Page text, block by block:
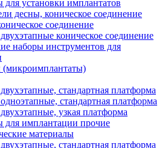
установки имплантатов
десны, коническое соединение
соединение
коническое соединение
наборы инструментов для
стандартная платформа
стандартная платформа
узкая платформа
для имплантации прочие
материалы
стандартная платформа